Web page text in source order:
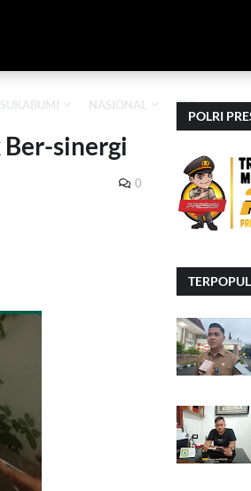
SUKABUMI NASIONAL TNI
Ber-sinergi
0
POLRI